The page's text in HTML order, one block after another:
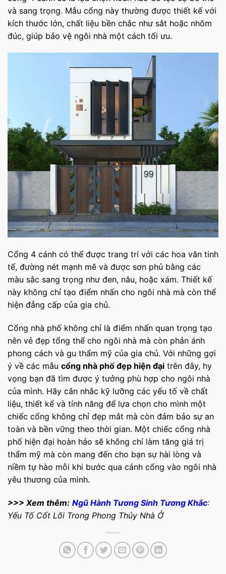
và sang trọng. Mẫu cổng này thường được thiết kế với
kích thước lớn, chất liệu bền chắc như sắt hoặc nhôm
đúc, giúp bảo vệ ngôi nhà một cách tối ưu.
Cổng 4 cánh có thể được trang trí với các hoa văn tinh
tế, đường nét mạnh mẽ và được sơn phủ bằng các
màu sắc sang trọng như đen, nâu, hoặc xám. Thiết kế
này không chỉ tạo điểm nhấn cho ngôi nhà mà còn thể
hiện đẳng cấp của gia chủ.
Cổng nhà phố không chỉ là điểm nhấn quan trọng tạo
nên vẻ đẹp tổng thể cho ngôi nhà mà còn phản ánh
phong cách và gu thẩm mỹ của gia chủ. Với những gợi
ý về các mẫu cổng nhà phố đẹp hiện đại trên đây, hy
vọng bạn đã tìm được ý tưởng phù hợp cho ngôi nhà
của mình. Hãy cân nhắc kỹ lưỡng các yếu tố về chất
liệu, thiết kế và tính năng để lựa chọn cho mình một
chiếc cổng không chỉ đẹp mắt mà còn đảm bảo sự an
toàn và bền vững theo thời gian. Một chiếc cổng nhà
phố hiện đại hoàn hảo sẽ không chỉ làm tăng giá trị
thẩm mỹ mà còn mang đến cho bạn sự hài lòng và
niềm tự hào mỗi khi bước qua cánh cổng vào ngôi nhà
yêu thương của mình.
>>> Xem thêm: Ngũ Hành Tương Sinh Tương Khắc:
Yếu Tố Cốt Lõi Trong Phong Thủy Nhà Ở